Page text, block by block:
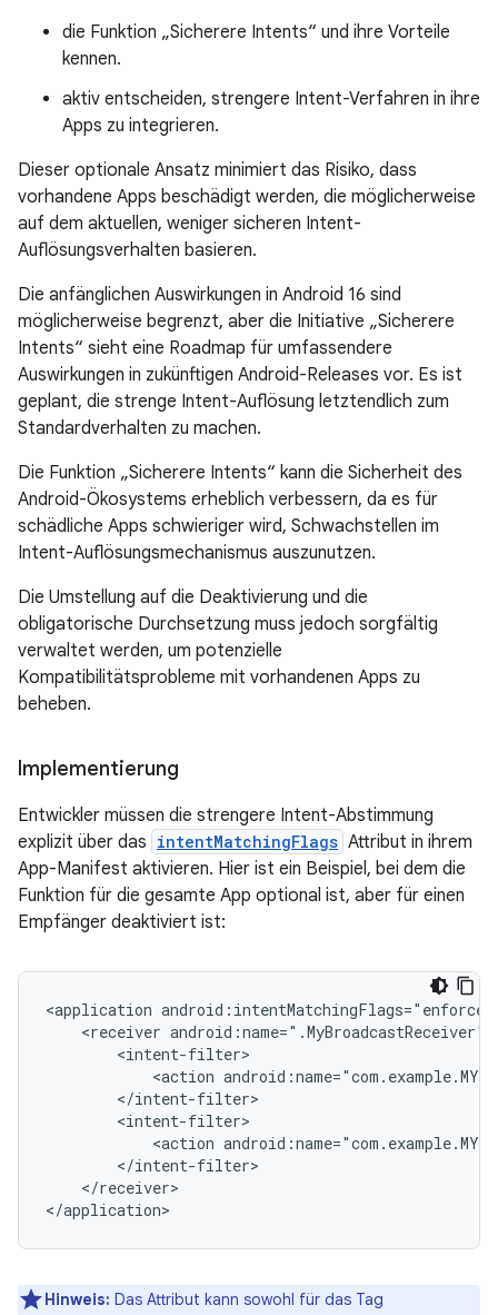
die Funktion „Sicherere Intents“ und ihre Vorteile
kennen.
aktiv entscheiden, strengere Intent-Verfahren in ihre
Apps zu integrieren.
Dieser optionale Ansatz minimiert das Risiko, dass
vorhandene Apps beschädigt werden, die möglicherweise
auf dem aktuellen, weniger sicheren Intent-
Auflösungsverhalten basieren.
Die anfänglichen Auswirkungen in Android 16 sind
möglicherweise begrenzt, aber die Initiative „Sicherere
Intents“ sieht eine Roadmap für umfassendere
Auswirkungen in zukünftigen Android-Releases vor. Es ist
geplant, die strenge Intent-Auflösung letztendlich zum
Standardverhalten zu machen.
Die Funktion „Sicherere Intents“ kann die Sicherheit des
Android-Ökosystems erheblich verbessern, da es für
schädliche Apps schwieriger wird, Schwachstellen im
Intent-Auflösungsmechanismus auszunutzen.
Die Umstellung auf die Deaktivierung und die
obligatorische Durchsetzung muss jedoch sorgfältig
verwaltet werden, um potenzielle
Kompatibilitätsprobleme mit vorhandenen Apps zu
beheben.
Implementierung
Entwickler müssen die strengere Intent-Abstimmung
explizit über das intentMatchingFlags Attribut in ihrem
App-Manifest aktivieren. Hier ist ein Beispiel, bei dem die
Funktion für die gesamte App optional ist, aber für einen
Empfänger deaktiviert ist:
<application
<receiver android:name=".MyBroadcastReceiver"
<action
<action
</receiver>
Hinweis: Das Attribut kann sowohl für das Tag